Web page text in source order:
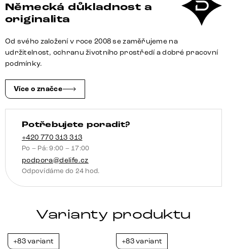
280x130
keramika
Minas
melange
parabel
metalická
zlatá
množství
Německá důkladnost a
originalita
Od svého založení v roce 2008 se zaměřujeme na
udržitelnost, ochranu životního prostředí a dobré pracovní
podmínky.
Více o značce
Potřebujete poradit?
+420 770 313 313
Po – Pá: 9:00 – 17:00
podpora@delife.cz
Odpovídáme do 24 hod.
Varianty produktu
+83 variant +83 variant